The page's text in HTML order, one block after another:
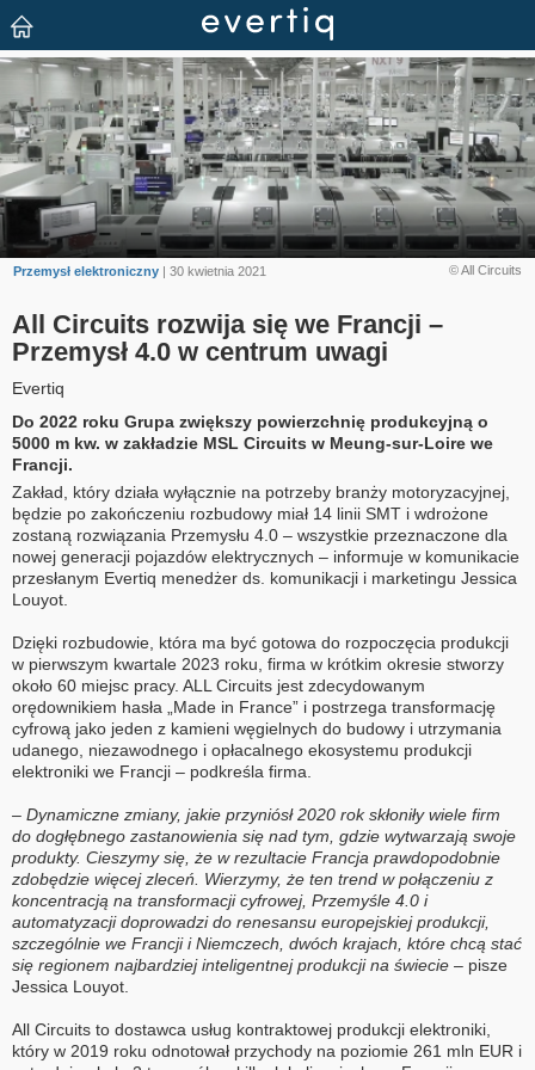
© All Circuits
Przemysł elektroniczny | 30 kwietnia 2021
All Circuits rozwija się we Francji –
Przemysł 4.0 w centrum uwagi
Evertiq
Do 2022 roku Grupa zwiększy powierzchnię produkcyjną o
5000 m kw. w zakładzie MSL Circuits w Meung-sur-Loire we
Francji.
Zakład, który działa wyłącznie na potrzeby branży motoryzacyjnej,
będzie po zakończeniu rozbudowy miał 14 linii SMT i wdrożone
zostaną rozwiązania Przemysłu 4.0 – wszystkie przeznaczone dla
nowej generacji pojazdów elektrycznych – informuje w komunikacie
przesłanym Evertiq menedżer ds. komunikacji i marketingu Jessica
Louyot.
Dzięki rozbudowie, która ma być gotowa do rozpoczęcia produkcji
w pierwszym kwartale 2023 roku, firma w krótkim okresie stworzy
około 60 miejsc pracy. ALL Circuits jest zdecydowanym
orędownikiem hasła „Made in France” i postrzega transformację
cyfrową jako jeden z kamieni węgielnych do budowy i utrzymania
udanego, niezawodnego i opłacalnego ekosystemu produkcji
elektroniki we Francji – podkreśla firma.
– Dynamiczne zmiany, jakie przyniósł 2020 rok skłoniły wiele firm
do dogłębnego zastanowienia się nad tym, gdzie wytwarzają swoje
produkty. Cieszymy się, że w rezultacie Francja prawdopodobnie
zdobędzie więcej zleceń. Wierzymy, że ten trend w połączeniu z
koncentracją na transformacji cyfrowej, Przemyśle 4.0 i
automatyzacji doprowadzi do renesansu europejskiej produkcji,
szczególnie we Francji i Niemczech, dwóch krajach, które chcą stać
się regionem najbardziej inteligentnej produkcji na świecie – pisze
Jessica Louyot.
All Circuits to dostawca usług kontraktowej produkcji elektroniki,
który w 2019 roku odnotował przychody na poziomie 261 mln EUR i